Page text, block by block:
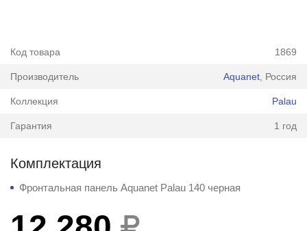
Код товара 1869
Производитель Aquanet , Россия
Коллекция Palau
Гарантия 1 год
Комплектация
Фронтальная панель Aquanet Palau 140 черная